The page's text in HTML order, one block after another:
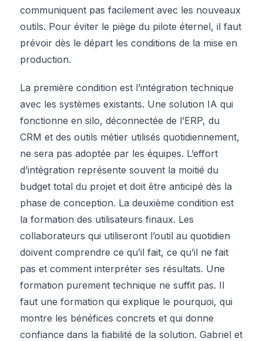
communiquent pas facilement avec les nouveaux
outils. Pour éviter le piège du pilote éternel, il faut
prévoir dès le départ les conditions de la mise en
production.
La première condition est l’intégration technique
avec les systèmes existants. Une solution IA qui
fonctionne en silo, déconnectée de l’ERP, du
CRM et des outils métier utilisés quotidiennement,
ne sera pas adoptée par les équipes. L’effort
d’intégration représente souvent la moitié du
budget total du projet et doit être anticipé dès la
phase de conception. La deuxième condition est
la formation des utilisateurs finaux. Les
collaborateurs qui utiliseront l’outil au quotidien
doivent comprendre ce qu’il fait, ce qu’il ne fait
pas et comment interpréter ses résultats. Une
formation purement technique ne suffit pas. Il
faut une formation qui explique le pourquoi, qui
montre les bénéfices concrets et qui donne
confiance dans la fiabilité de la solution. Gabriel et